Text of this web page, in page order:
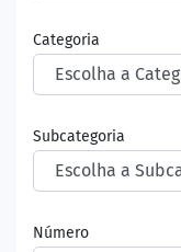
Categoria
Subcategoria
Número